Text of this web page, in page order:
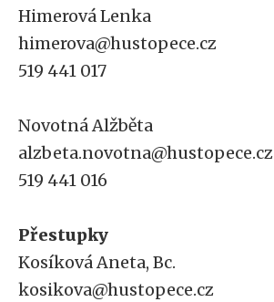
Himerová Lenka
himerova@hustopece.cz
519 441 017
Novotná Alžběta
alzbeta.novotna@hustopece.cz
519 441 016
Přestupky
Kosíková Aneta, Bc.
kosikova@hustopece.cz